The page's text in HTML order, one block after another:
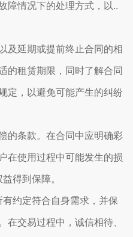
障情况下的处理方式，以..
及延期或提前终止合同的相
的租赁期限，同时了解合同
定，以避免可能产生的纠纷
的条款。在合同中应明确彩
在使用过程中可能发生的损
得到保障。
约定符合自身需求，并保
在交易过程中，诚信相待、